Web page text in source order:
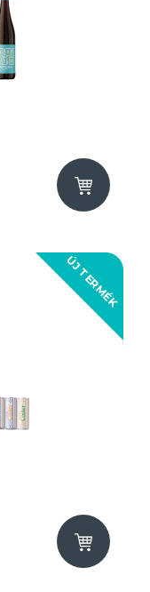
ÚJ TERMÉK